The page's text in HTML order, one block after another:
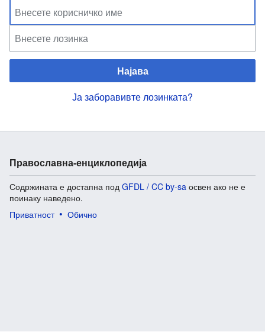
Најава
Ја заборавивте лозинката?
Православна-енциклопедија
Содржината е достапна под GFDL / CC by-sa освен ако не е
поинаку наведено.
Приватност
Обично